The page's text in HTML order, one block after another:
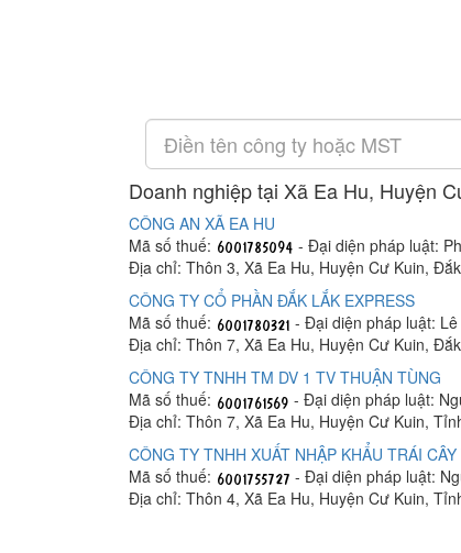
Doanh nghiệp tại Xã Ea Hu, Huyện
CÔNG AN XÃ EA HU
Mã số thuế:
- Đại diện pháp luật:
Địa chỉ: Thôn 3, Xã Ea Hu, Huyện Cư Kuin,
CÔNG TY CỔ PHẦN ĐẮK LẮK EXPRESS
Mã số thuế:
- Đại diện pháp luật:
Địa chỉ: Thôn 7, Xã Ea Hu, Huyện Cư Kuin,
CÔNG TY TNHH TM DV 1 TV THUẬN TÙNG
Mã số thuế:
- Đại diện pháp luật:
Địa chỉ: Thôn 7, Xã Ea Hu, Huyện Cư Kuin,
CÔNG TY TNHH XUẤT NHẬP KHẨU TRÁI
Mã số thuế:
- Đại diện pháp luật:
Địa chỉ: Thôn 4, Xã Ea Hu, Huyện Cư Kuin,